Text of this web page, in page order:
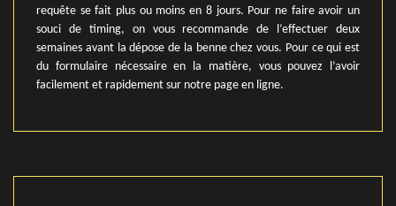
requête se fait plus ou moins en 8 jours. Pour ne faire avoir un
souci de timing, on vous recommande de l’effectuer deux
semaines avant la dépose de la benne chez vous. Pour ce qui est
du formulaire nécessaire en la matière, vous pouvez l’avoir
facilement et rapidement sur notre page en ligne.